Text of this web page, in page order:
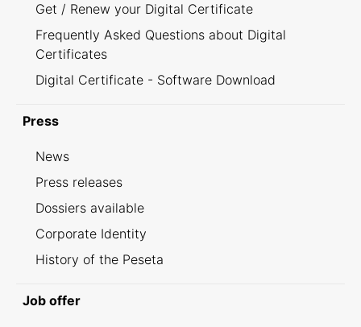
Get / Renew your Digital Certificate
Frequently Asked Questions about Digital
Certificates
Digital Certificate - Software Download
Press
News
Press releases
Dossiers available
Corporate Identity
History of the Peseta
Job offer